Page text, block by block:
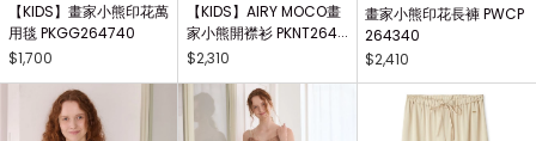
【KIDS】畫家小熊印花萬
用毯 PKGG264740
$1,700
【KIDS】AIRY MOCO畫
家小熊開襟衫 PKNT2644
63
$2,310
畫家小熊印花長褲 PWCP
264340
$2,410